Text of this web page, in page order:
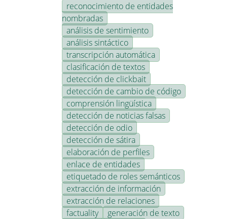
reconocimiento de entidades
nombradas
análisis de sentimiento
análisis sintáctico
transcripción automática
clasificación de textos
detección de clickbait
detección de cambio de código
comprensión lingüística
detección de noticias falsas
detección de odio
detección de sátira
elaboración de perfiles
enlace de entidades
etiquetado de roles semánticos
extracción de información
extracción de relaciones
factuality
generación de texto